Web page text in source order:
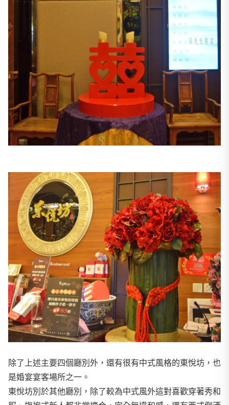
除了上述主要四個廳別外，還有很有中式風格的東悅坊，也
是婚宴宴客場所之一。
東悅坊別於其他廳別，除了較為中式風外這對喜歡穿著秀和